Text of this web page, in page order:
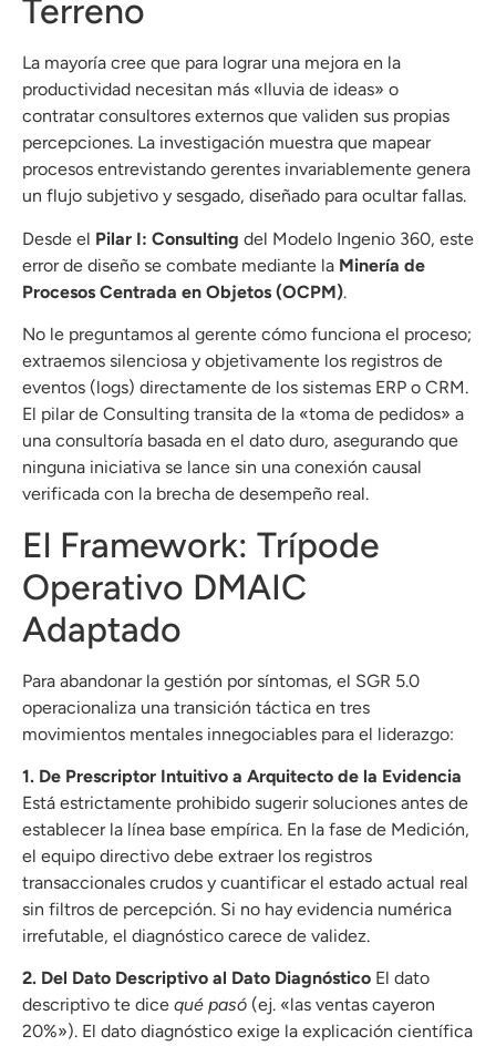
Terreno
La mayoría cree que para lograr una mejora en la
productividad necesitan más «lluvia de ideas» o
contratar consultores externos que validen sus propias
percepciones. La investigación muestra que mapear
procesos entrevistando gerentes invariablemente genera
un flujo subjetivo y sesgado, diseñado para ocultar fallas.
Desde el Pilar I: Consulting del Modelo Ingenio 360, este
error de diseño se combate mediante la Minería de
Procesos Centrada en Objetos (OCPM).
No le preguntamos al gerente cómo funciona el proceso;
extraemos silenciosa y objetivamente los registros de
eventos (logs) directamente de los sistemas ERP o CRM.
El pilar de Consulting transita de la «toma de pedidos» a
una consultoría basada en el dato duro, asegurando que
ninguna iniciativa se lance sin una conexión causal
verificada con la brecha de desempeño real.
El Framework: Trípode
Operativo DMAIC
Adaptado
Para abandonar la gestión por síntomas, el SGR 5.0
operacionaliza una transición táctica en tres
movimientos mentales innegociables para el liderazgo:
1. De Prescriptor Intuitivo a Arquitecto de la Evidencia
Está estrictamente prohibido sugerir soluciones antes de
establecer la línea base empírica. En la fase de Medición,
el equipo directivo debe extraer los registros
transaccionales crudos y cuantificar el estado actual real
sin filtros de percepción. Si no hay evidencia numérica
irrefutable, el diagnóstico carece de validez.
2. Del Dato Descriptivo al Dato Diagnóstico El dato
descriptivo te dice qué pasó (ej. «las ventas cayeron
20%»). El dato diagnóstico exige la explicación científica